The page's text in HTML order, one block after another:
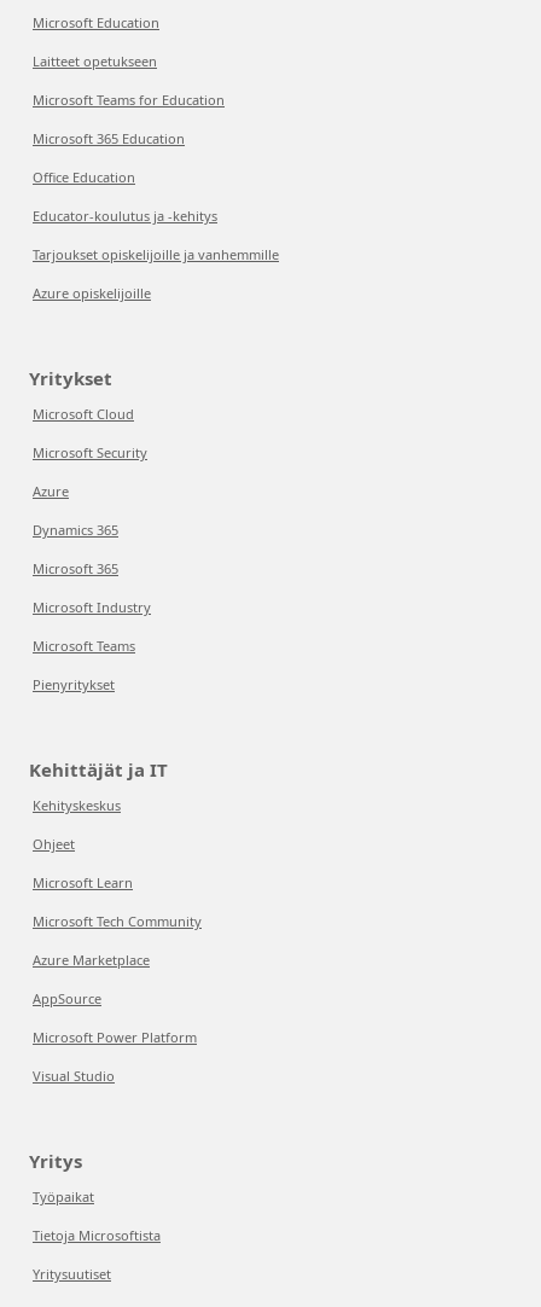
Microsoft Education
Laitteet opetukseen
Microsoft Teams for Education
Microsoft 365 Education
Office Education
Educator-koulutus ja -kehitys
Tarjoukset opiskelijoille ja vanhemmille
Azure opiskelijoille
Yritykset
Microsoft Cloud
Microsoft Security
Azure
Dynamics 365
Microsoft 365
Microsoft Industry
Microsoft Teams
Pienyritykset
Kehittäjät ja IT
Kehityskeskus
Ohjeet
Microsoft Learn
Microsoft Tech Community
Azure Marketplace
AppSource
Microsoft Power Platform
Visual Studio
Yritys
Työpaikat
Tietoja Microsoftista
Yritysuutiset